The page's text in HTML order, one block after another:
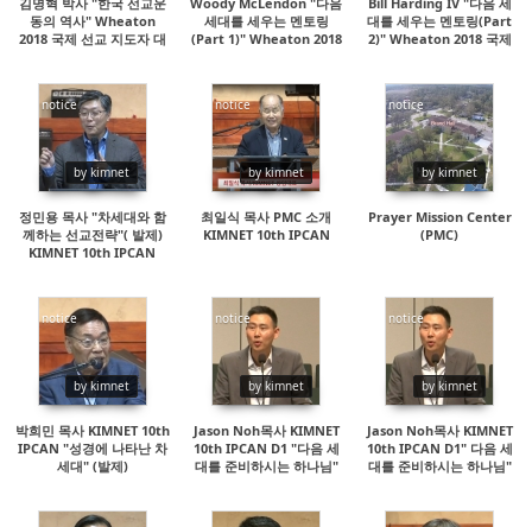
동의 역사" Wheaton
2018 국제 선교 지도자 대
세대를 세우는 멘토링
(Part 1)" Wheaton 2018
대를 세우는 멘토링(Part
2)" Wheaton 2018 국제
notice
by kimnet
15636
정민용 목사 "차세대와 함
께하는 선교전략"( 발제)
KIMNET 10th IPCAN
notice
by kimnet
37201
최일식 목사 PMC 소개
KIMNET 10th IPCAN
notice
by kimnet
17630
Prayer Mission Center
(PMC)
notice
by kimnet
14684
박희민 목사 KIMNET 10th
IPCAN "성경에 나타난 차
세대" (발제)
notice
by kimnet
16772
Jason Noh목사 KIMNET
10th IPCAN D1 "다음 세
대를 준비하시는 하나님"
notice
by kimnet
14966
Jason Noh목사 KIMNET
10th IPCAN D1" 다음 세
대를 준비하시는 하나님"